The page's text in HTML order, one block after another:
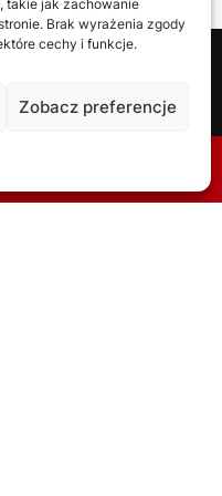
takie jak zachowanie
Brak wyrażenia zgody
cechy i funkcje.
Zobacz preferencje